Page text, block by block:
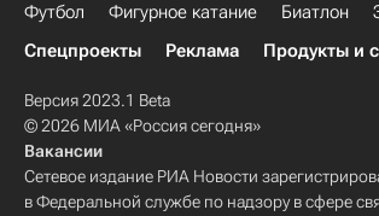
Футбол Фигурное катание Биатлон
Спецпроекты
Реклама Продукты и
Версия 2023.1 Beta
© 2026 МИА «Россия сегодня»
Вакансии
Сетевое издание РИА Новости
в Федеральной службе по надзору в сфере